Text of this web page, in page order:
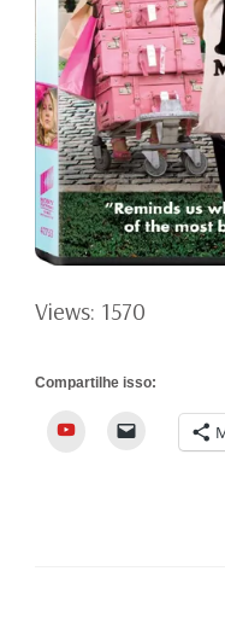
Views: 1570
Compartilhe isso:
YouTube